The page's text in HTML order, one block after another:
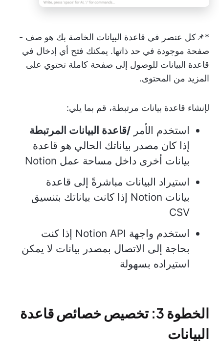
*📌كل عنصر في قاعدة البيانات الخاصة بك هو صف -
صفحة موجودة في حد ذاتها. يمكنك فتح أي إدخال في
قاعدة البيانات للوصول إلى صفحة كاملة تحتوي على
المزيد من المحتوى.
لإنشاء قاعدة بيانات مرتبطة، قم بما يلي:
استخدم الأمر /قاعدة البيانات المرتبطة
إذا كان مصدر بياناتك الحالي هو قاعدة
بيانات أخرى داخل مساحة عمل Notion
استيراد البيانات مباشرةً إلى قاعدة
بيانات Notion إذا كانت بياناتك بتنسيق
CSV
استخدم واجهة Notion API إذا كنت
بحاجة إلى الاتصال بمصدر بيانات لا يمكن
استيراده بسهولة
الخطوة 3: تخصيص خصائص قاعدة
البيانات